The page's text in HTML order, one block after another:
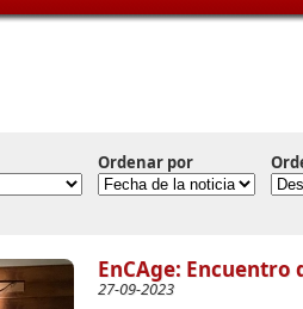
usted aquí
Ordenar por
EnCAge: Encuentro
27-09-2023